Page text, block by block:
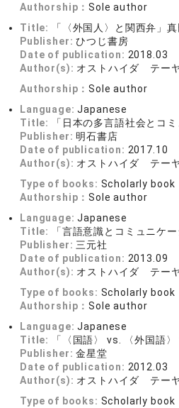
Authorship：Sole author
Title:
「〈外国人〉と関西弁」
Publisher:ひつじ書房
Date of publication: 2018.03
Author(s): オストハイダ テー
Authorship：Sole author
Language:Japanese
Title:
「日本の多言語社会とコ
Publisher: 明石書店
Date of publication: 2017.10
Author(s): オストハイダ テー
Type of books: Scholarly book
Authorship：Sole author
Language:Japanese
Title:
「言語意識とコミュニケ
Publisher: 三元社
Date of publication: 2013.09
Author(s): オストハイダ テー
Type of books: Scholarly book
Authorship：Sole author
Language:Japanese
Title:
「〈国語〉 vs. 〈外国語
Publisher:金星堂
Date of publication: 2012.03
Author(s): オストハイダ テー
Type of books: Scholarly book